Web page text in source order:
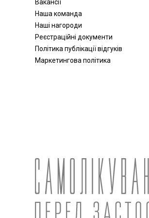
Вакансії
Наша команда
Наші нагороди
Реєстраційні документи
Політика публікації відгуків
Маркетингова політика